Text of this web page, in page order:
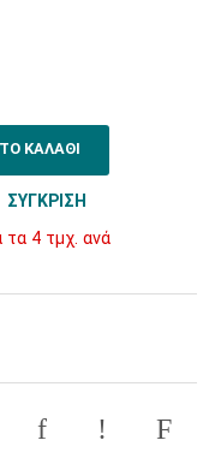
ΚΑΛΑΘΙ
ΣΥΓΚΡΙΣΗ
4 τμχ. ανά